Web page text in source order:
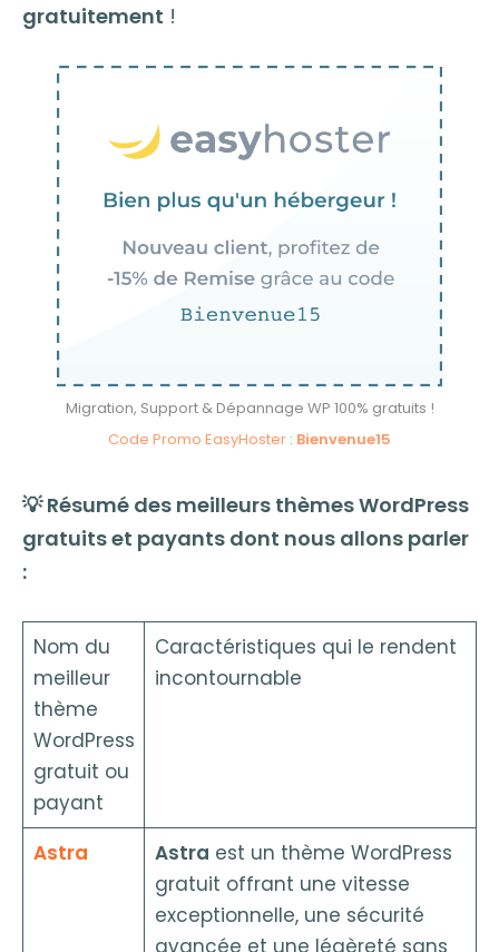
gratuitement !
Migration, Support & Dépannage WP 100% gratuits !
Code Promo EasyHoster : Bienvenue15
💡 Résumé des meilleurs thèmes WordPress
gratuits et payants dont nous allons parler
:
Nom du
meilleur
thème
WordPress
gratuit ou
payant
Caractéristiques qui le rendent
incontournable
Astra Astra est un thème WordPress
gratuit offrant une vitesse
exceptionnelle, une sécurité
avancée et une légèreté sans